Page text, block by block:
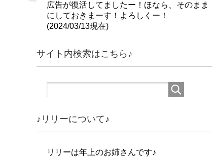
広告が復活してましたー！ほなら、そのまま
にしておきまーす！よろしくー！
(2024/03/13現在)
サイト内検索はこちら♪
♪リリーについて♪
リリーは年上のお姉さんです♪